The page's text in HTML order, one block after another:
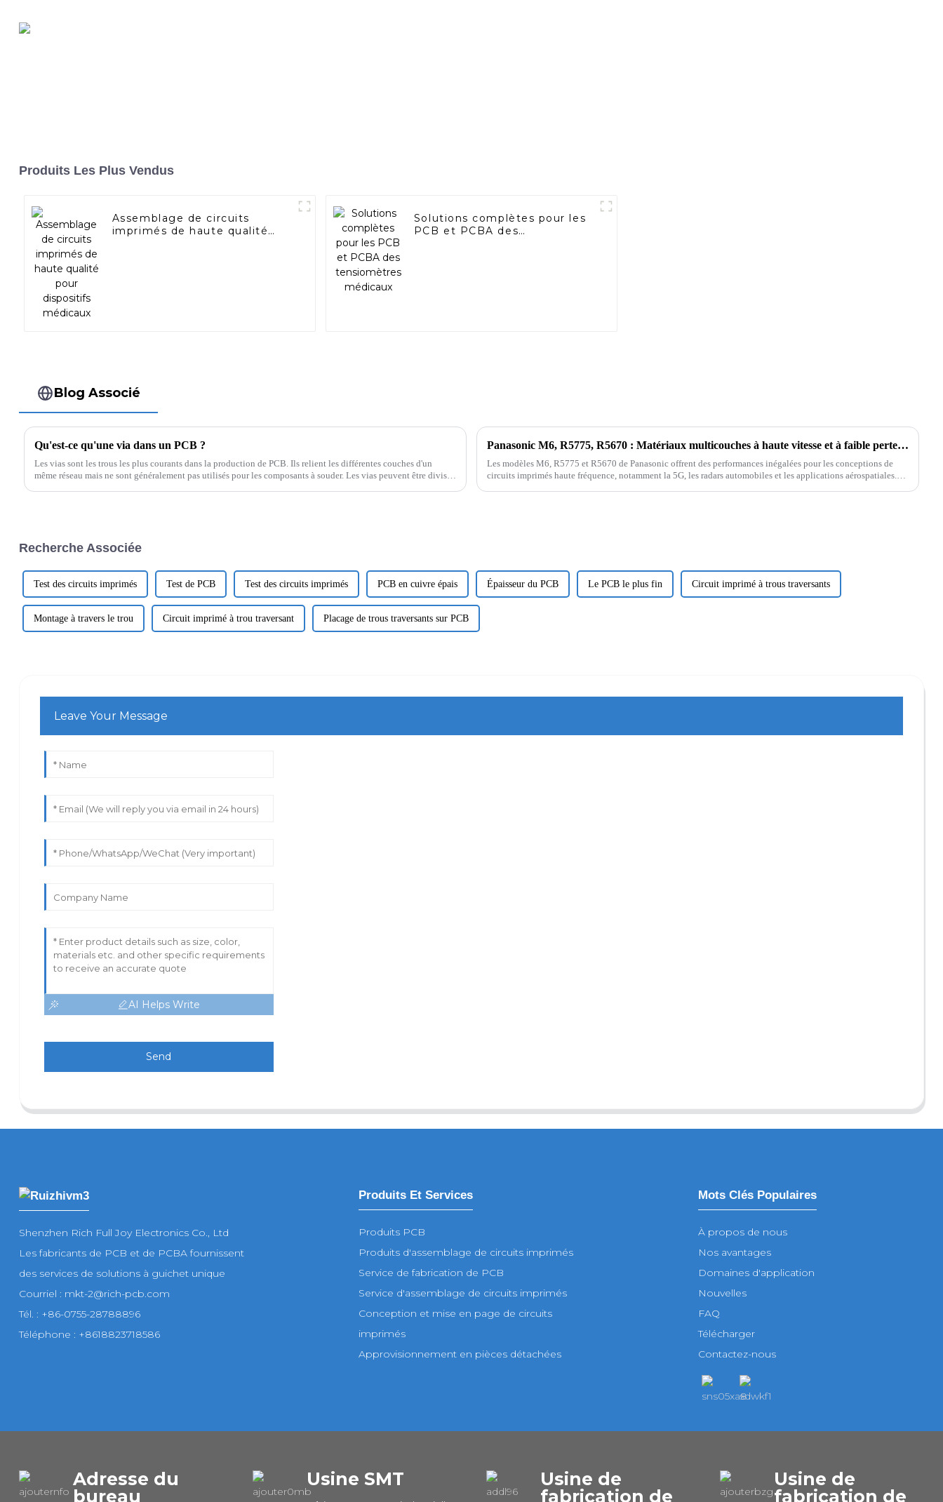
Produits Les Plus Vendus
Assemblage de circuits
imprimés de haute qualité
Solutions complètes pour les
PCB et PCBA des
Blog Associé
Qu'est-ce qu'une via dans un PCB ?
Les vias sont les trous les plus courants dans la production de PCB. Ils relient les différentes couches d'un
même réseau mais ne sont généralement pas utilisés pour les composants à souder. Les vias peuvent être divisés
Panasonic M6, R5775, R5670 : Matériaux multicouches à haute vitesse et à faible perte pour les circuits imprimés RF et haute fréquence de nouvelle génération
Les modèles M6, R5775 et R5670 de Panasonic offrent des performances inégalées pour les conceptions de
circuits imprimés haute fréquence, notamment la 5G, les radars automobiles et les applications aérospatiales.
Recherche Associée
Test des circuits imprimés Test de PCB Test des circuits imprimés PCB en cuivre épais Épaisseur du PCB Le PCB le plus fin Circuit imprimé à trous traversants
Montage à travers le trou Circuit imprimé à trou traversant Placage de trous traversants sur PCB
Leave Your Message
AI Helps Write
Send
Shenzhen Rich Full Joy Electronics Co., Ltd
Les fabricants de PCB et de PCBA fournissent
des services de solutions à guichet unique
Courriel : mkt-2@rich-pcb.com
Tél. : +86-0755-28788896
Téléphone : +8618823718586
Produits Et Services
Produits PCB
Produits d'assemblage de circuits imprimés
Service de fabrication de PCB
Service d'assemblage de circuits imprimés
Conception et mise en page de circuits
imprimés
Approvisionnement en pièces détachées
Mots Clés Populaires
À propos de nous
Nos avantages
Domaines d'application
Nouvelles
FAQ
Télécharger
Contactez-nous
Adresse du
bureau
Usine SMT
Usine de
fabrication de
Usine de
fabrication de